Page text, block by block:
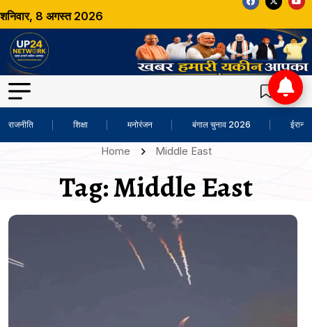
शनिवार, 8 अगस्त 2026
राजनीति शिक्षा मनोरंजन बंगाल चुनाव 2026 ईरान-
Home Middle East
Tag:Middle East